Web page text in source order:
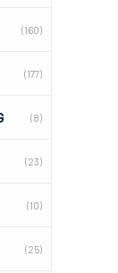
(160)
(177)
(8)
(23)
(10)
(25)